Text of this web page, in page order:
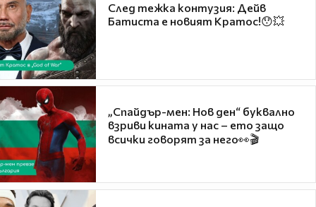
След тежка контузия: Дейв
Батиста е новият Кратос!😯💥
„Спайдър-мен: Нов ден“ буквално
взриви кината у нас – ето защо
всички говорят за него👀🎬